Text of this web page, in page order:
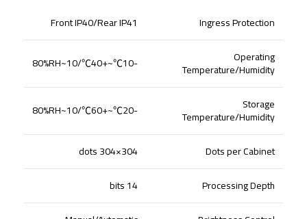
Ingress Protection
Front IP40/Rear IP41
Operating
Temperature/Humidity
-10
℃
~+40
℃
/10~80%RH
Storage
Temperature/Humidity
-20
℃
~+60
℃
/10~80%RH
Dots per Cabinet
304×304 dots
Processing Depth
14 bits